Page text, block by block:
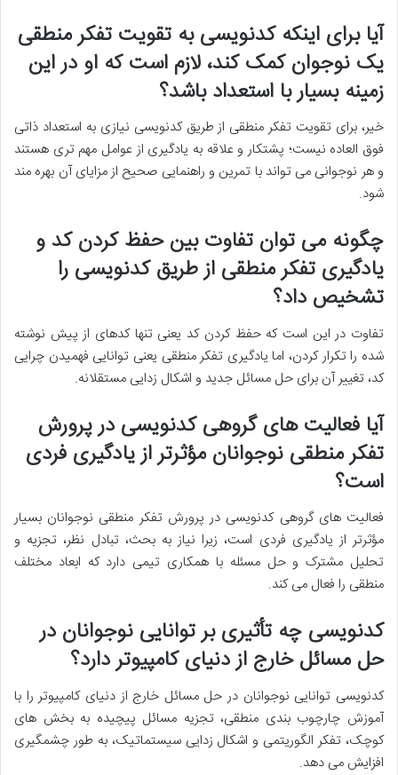
آیا برای اینکه کدنویسی به تقویت تفکر منطقی
یک نوجوان کمک کند، لازم است که او در این
زمینه بسیار با استعداد باشد؟
خیر، برای تقویت تفکر منطقی از طریق کدنویسی نیازی به استعداد ذاتی
فوق العاده نیست؛ پشتکار و علاقه به یادگیری از عوامل مهم تری هستند
و هر نوجوانی می تواند با تمرین و راهنمایی صحیح از مزایای آن بهره مند
شود.
چگونه می توان تفاوت بین حفظ کردن کد و
یادگیری تفکر منطقی از طریق کدنویسی را
تشخیص داد؟
تفاوت در این است که حفظ کردن کد یعنی تنها کدهای از پیش نوشته
شده را تکرار کردن، اما یادگیری تفکر منطقی یعنی توانایی فهمیدن چرایی
کد، تغییر آن برای حل مسائل جدید و اشکال زدایی مستقلانه.
آیا فعالیت های گروهی کدنویسی در پرورش
تفکر منطقی نوجوانان مؤثرتر از یادگیری فردی
است؟
فعالیت های گروهی کدنویسی در پرورش تفکر منطقی نوجوانان بسیار
مؤثرتر از یادگیری فردی است، زیرا نیاز به بحث، تبادل نظر، تجزیه و
تحلیل مشترک و حل مسئله با همکاری تیمی دارد که ابعاد مختلف
منطقی را فعال می کند.
کدنویسی چه تأثیری بر توانایی نوجوانان در
حل مسائل خارج از دنیای کامپیوتر دارد؟
کدنویسی توانایی نوجوانان در حل مسائل خارج از دنیای کامپیوتر را با
آموزش چارچوب بندی منطقی، تجزیه مسائل پیچیده به بخش های
کوچک، تفکر الگوریتمی و اشکال زدایی سیستماتیک، به طور چشمگیری
افزایش می دهد.